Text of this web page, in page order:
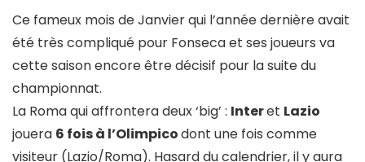
Ce fameux mois de Janvier qui l’année dernière avait
été très compliqué pour Fonseca et ses joueurs va
cette saison encore être décisif pour la suite du
championnat.
La Roma qui affrontera deux ‘big’ : Interet Lazio
jouera 6 fois à l’Olimpicodont une fois comme
visiteur (Lazio/Roma). Hasard du calendrier, il y aura